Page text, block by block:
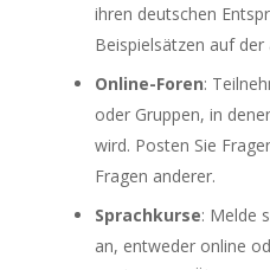
ihren deutschen
Beispielsätzen auf der
Online-Foren:
oder Gruppen, in
wird. Posten Sie
Fragen anderer.
Sprachkurse: Melde
an, entweder online